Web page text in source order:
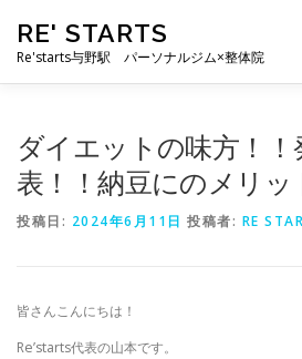
RE' STARTS
Re'starts与野駅 パーソナルジム×整体院
ダイエットの味方！
表！！納豆にのメリッ
投稿日: 2024年6月11日 投稿者: RE
皆さんこんにちは！
Re’starts代表の山本です。